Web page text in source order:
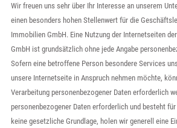
Wir freuen uns sehr über Ihr Interesse an unserem
einen besonders hohen Stellenwert für die
Immobilien GmbH. Eine Nutzung der Internetseiten
GmbH ist grundsätzlich ohne jede Angabe
Sofern eine betroffene Person besondere Services
unsere Internetseite in Anspruch nehmen möchte,
Verarbeitung personenbezogener Daten erforderlich
personenbezogener Daten erforderlich und besteht
keine gesetzliche Grundlage, holen wir generell eine